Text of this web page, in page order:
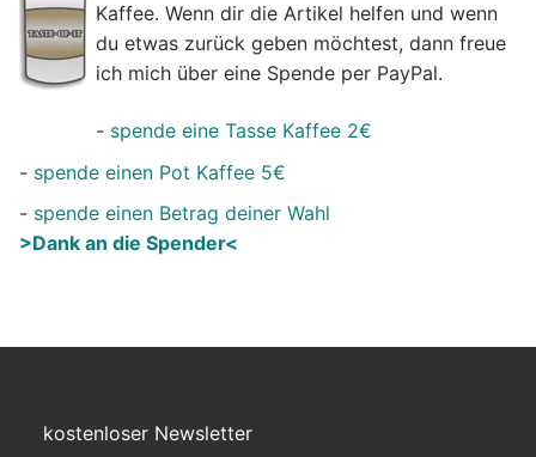
Kaffee. Wenn dir die Artikel helfen und wenn
du etwas zurück geben möchtest, dann freue
ich mich über eine Spende per PayPal.
- spende eine Tasse Kaffee 2€
- spende einen Pot Kaffee 5€
- spende einen Betrag deiner Wahl
>Dank an die Spender<
kostenloser Newsletter